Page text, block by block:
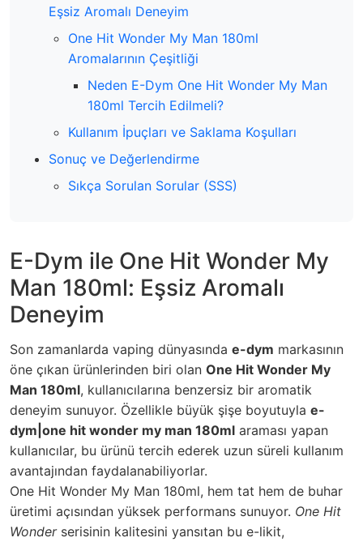
Eşsiz Aromalı Deneyim
One Hit Wonder My Man 180ml
Aromalarının Çeşitliği
Neden E-Dym One Hit Wonder My Man
180ml Tercih Edilmeli?
Kullanım İpuçları ve Saklama Koşulları
Sonuç ve Değerlendirme
Sıkça Sorulan Sorular (SSS)
E-Dym ile One Hit Wonder My
Man 180ml: Eşsiz Aromalı
Deneyim
Son zamanlarda vaping dünyasında e-dym markasının
öne çıkan ürünlerinden biri olan One Hit Wonder My
Man 180ml, kullanıcılarına benzersiz bir aromatik
deneyim sunuyor. Özellikle büyük şişe boyutuyla e-
dym|one hit wonder my man 180ml araması yapan
kullanıcılar, bu ürünü tercih ederek uzun süreli kullanım
avantajından faydalanabiliyorlar.
One Hit Wonder My Man 180ml, hem tat hem de buhar
üretimi açısından yüksek performans sunuyor. One Hit
Wonderserisinin kalitesini yansıtan bu e-likit,